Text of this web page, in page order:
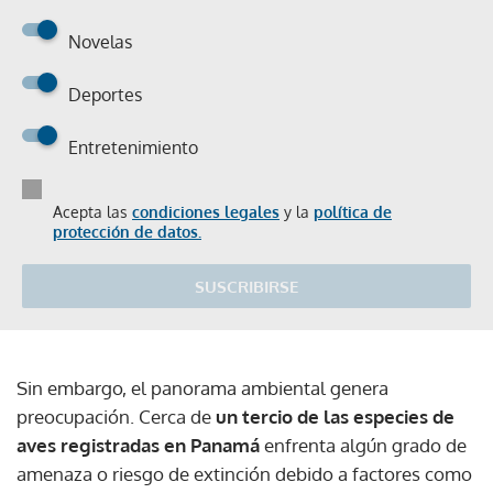
Novelas
Deportes
Entretenimiento
Acepta las condiciones legales y la política de
protección de datos.
SUSCRIBIRSE
Sin embargo, el panorama ambiental genera
preocupación. Cerca deun tercio de las especies de
aves registradas en Panamáenfrenta algún grado de
amenaza o riesgo de extinción debido a factores como